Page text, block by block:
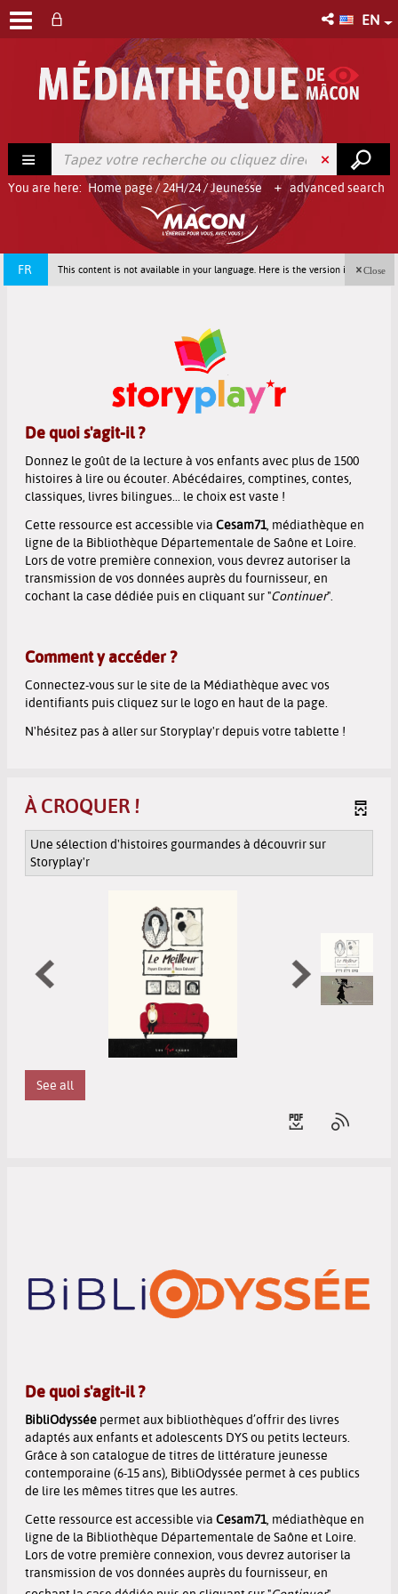
EN
advanced search
You are here: Home page/24H/24/Jeunesse
FR This content is not available in your language. Here is the version in french
Close
De quoi s'agit-il ?
Donnez le goût de la lecture à vos enfants avec plus de 1500
histoires à lire ou écouter. Abécédaires, comptines, contes,
classiques, livres bilingues... le choix est vaste !
Cette ressource est accessible via Cesam71, médiathèque en
ligne de la Bibliothèque Départementale de Saône et Loire.
Lors de votre première connexion, vous devrez autoriser la
transmission de vos données auprès du fournisseur, en
cochant la case dédiée puis en cliquant sur "Continuer".
Comment y accéder ?
Connectez-vous sur le site de la Médiathèque avec vos
identifiants puis cliquezsur le logo en haut de la page.
N'hésitez pas à aller sur Storyplay'r depuis votre tablette !
À CROQUER !
Une sélection d'histoires gourmandes à découvrir sur
Storyplay'r
See all
De quoi s'agit-il ?
BibliOdyssée permet aux bibliothèques d’offrir des livres
adaptés aux enfants et adolescents DYS ou petits lecteurs.
Grâce à son catalogue de titres de littérature jeunesse
contemporaine (6-15 ans), BibliOdyssée permet à ces publics
de lire les mêmes titres que les autres.
Cette ressource est accessible via Cesam71, médiathèque en
ligne de la Bibliothèque Départementale de Saône et Loire.
Lors de votre première connexion, vous devrez autoriser la
transmission de vos données auprès du fournisseur, en